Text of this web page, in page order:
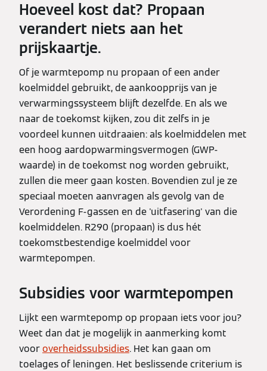
Hoeveel kost dat? Propaan
verandert niets aan het
prijskaartje.
Of je warmtepomp nu propaan of een ander
koelmiddel gebruikt, de aankoopprijs van je
verwarmingssysteem blijft dezelfde. En als we
naar de toekomst kijken, zou dit zelfs in je
voordeel kunnen uitdraaien: als koelmiddelen met
een hoog aardopwarmingsvermogen (GWP-
waarde) in de toekomst nog worden gebruikt,
zullen die meer gaan kosten. Bovendien zul je ze
speciaal moeten aanvragen als gevolg van de
Verordening F-gassen en de 'uitfasering' van die
koelmiddelen. R290 (propaan) is dus hét
toekomstbestendige koelmiddel voor
warmtepompen.
Subsidies voor warmtepompen
Lijkt een warmtepomp op propaan iets voor jou?
Weet dan dat je mogelijk in aanmerking komt
vooroverheidssubsidies. Het kan gaan om
toelages of leningen. Het beslissende criterium is